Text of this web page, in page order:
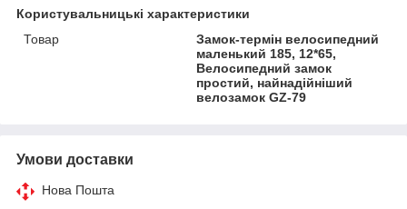
Користувальницькі характеристики
Товар
Замок-термін велосипедний
маленький 185, 12*65,
Велосипедний замок
простий, найнадійніший
велозамок GZ-79
Умови доставки
Нова Пошта